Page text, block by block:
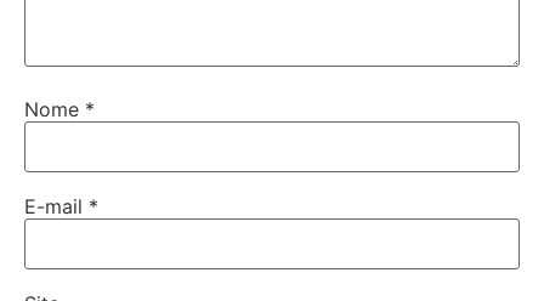
Nome *
E-mail *